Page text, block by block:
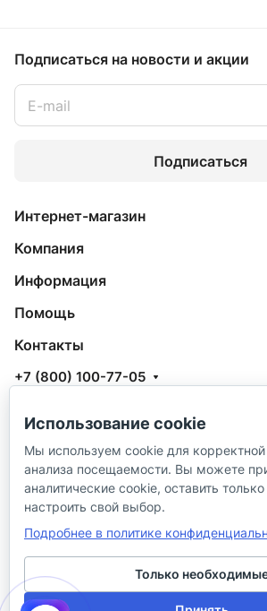
Подписаться на новости и акции
Подписаться
Интернет-магазин
Компания
Информация
Помощь
Контакты
+7 (800) 100-77-05
г. Краснодар (Центр),
ул. Чкалова, 167
© 2026 ИП Сибирцев И. В.
Использование cookie
Мы используем cookie для корректной
анализа посещаемости. Вы можете
аналитические cookie, оставить
настроить свой выбор.
Подробнее в политике
Только